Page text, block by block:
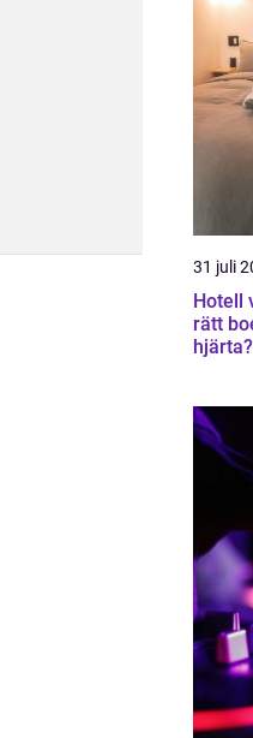
31 juli
Hotell växjö
rätt
hjärta?